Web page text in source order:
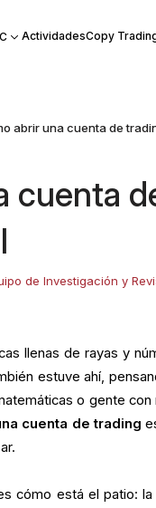
ActividadesCopy
cuenta
de Investigación y
llenas de rayas y
estuve ahí,
o gente
cuenta de trading
cómo está el patio: